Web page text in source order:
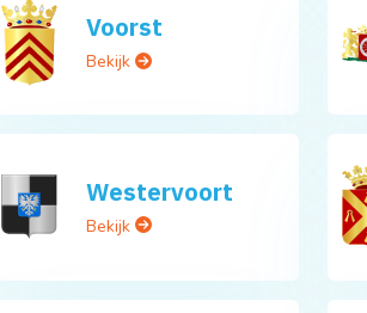
Voorst
Bekijk
Westervoort
Bekijk